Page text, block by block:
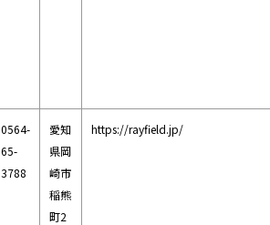
0564-
65-
3788
愛知
県岡
崎市
稲熊
町2
https://rayfield.jp/